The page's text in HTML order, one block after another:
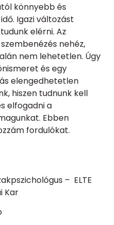
könnyebb és
Igazi változást
elérni. Az
nehéz,
nem lehetetlen. Úgy
és egy
elengedhetetlen
hiszen tudnunk kell
elfogadni a
Ebben
fordulókat.
– ELTE
Kar